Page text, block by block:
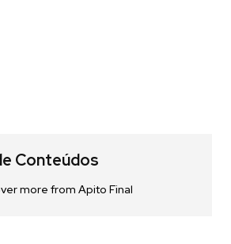
Conteúdos
more from Apito Final